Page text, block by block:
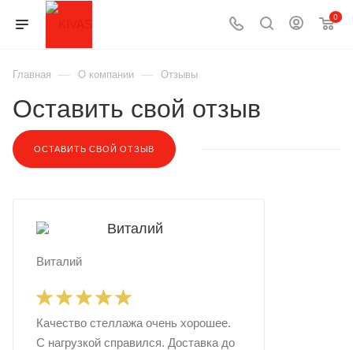
0
Главная — О компании — Отзывы
Оставить свой отзыв
ОСТАВИТЬ СВОЙ ОТЗЫВ
Виталий
Качество стеллажа очень хорошее.
С нагрузкой справился. Доставка до